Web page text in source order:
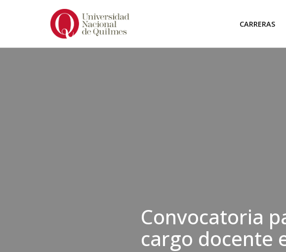
CARRERAS
Convocatoria
cargo docente